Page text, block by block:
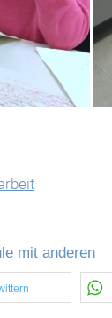
mit anderen